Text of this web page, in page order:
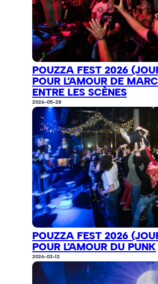
POUZZA FEST 2026
POUR L’AMOUR DE
ENTRE LES SCÈNES
2026-05-28
POUZZA FEST 2026
POUR L’AMOUR DU PUNK
2026-03-12